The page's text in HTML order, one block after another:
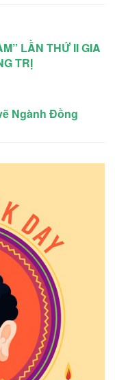
LẦN THỨ II GIA
TRỊ
Ngành Đồng